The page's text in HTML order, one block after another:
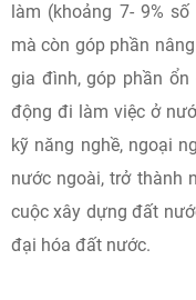
làm (khoảng 7- 9%
mà còn góp phần
gia đình, góp phần
động đi làm việc ở
kỹ năng nghề, ngoại
nước ngoài, trở thành
cuộc xây dựng đất
đại hóa đất nước.